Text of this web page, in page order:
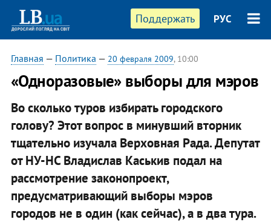
Поддержать РУС
Главная — Политика — 20 февраля 2009, 10:00
«Одноразовые» выборы для мэров
Во сколько туров избирать городского
голову? Этот вопрос в минувший вторник
тщательно изучала Верховная Рада. Депутат
от НУ-НС Владислав Каськив подал на
рассмотрение законопроект,
предусматривающий выборы мэров
городов не в один (как сейчас), а в два тура.